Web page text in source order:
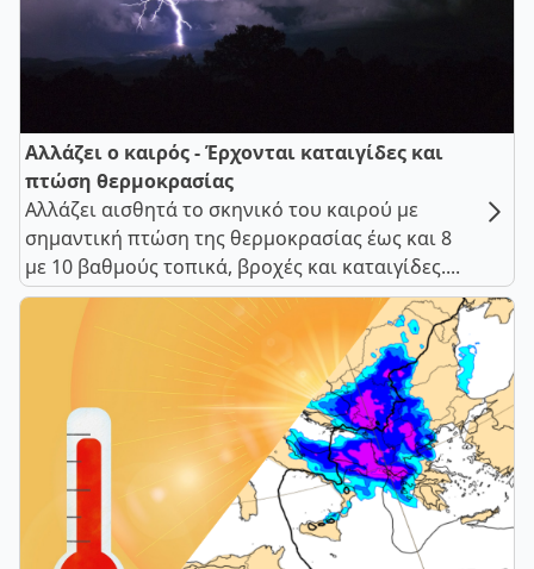
Αλλάζει ο καιρός - Έρχονται καταιγίδες και
πτώση θερμοκρασίας
Αλλάζει αισθητά το σκηνικό του καιρού με
σημαντική πτώση της θερμοκρασίας έως και 8
με 10 βαθμούς τοπικά, βροχές και καταιγίδες....